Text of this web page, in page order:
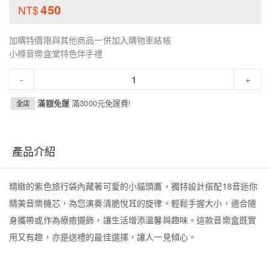
NT$450
加購特價限與其他商品一併加入購物車結帳
小樽音樂盒堂特色伴手禮
- +
全店 滿額免運滿3000元免運費!
產品介紹
精緻的紫色旅行袋內藏著可愛的小貓頭鷹，獨特設計搭配18音迷你
精美音樂機芯，為您演奏清脆悅耳的旋律。輕鬆手握大小，適合隨
身攜帶或作為療癒擺飾，讓生活增添溫馨與趣味。這款音樂盒既實
用又有趣，亦是送禮的最佳選擇，讓人一見傾心。